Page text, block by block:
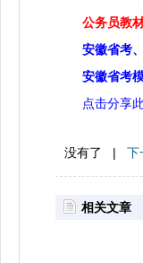
公务员教
安徽省考
安徽省考
点击分享
没有了 | 下
相关文章